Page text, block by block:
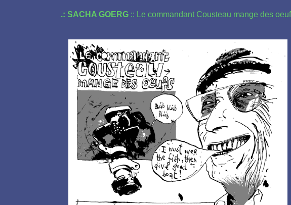
.: SACHA GOERG:: Le commandant Cousteau mange des